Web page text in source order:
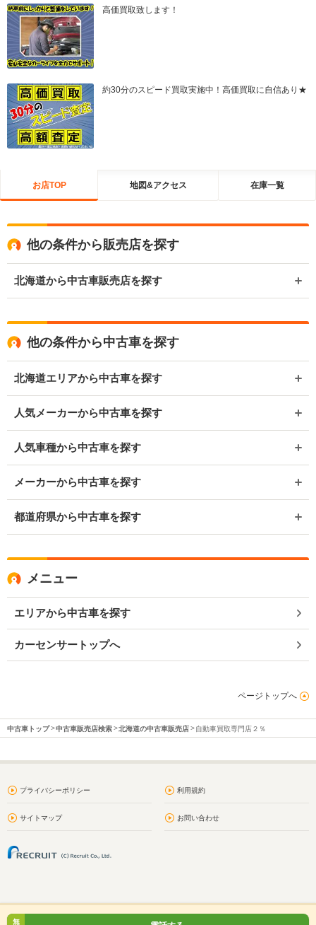
高価買取致します！
約30分のスピード買取実施中！高価買取に自信あり★
お店TOP 地図&アクセス 在庫一覧
他の条件から販売店を探す
北海道から中古車販売店を探す
他の条件から中古車を探す
北海道エリアから中古車を探す
人気メーカーから中古車を探す
人気車種から中古車を探す
メーカーから中古車を探す
都道府県から中古車を探す
メニュー
エリアから中古車を探す
カーセンサートップへ
ページトップへ
中古車トップ 中古車販売店検索 北海道の中古車販売店 自動車買取専門店２％
プライバシーポリシー 利用規約
サイトマップ お問い合わせ
無